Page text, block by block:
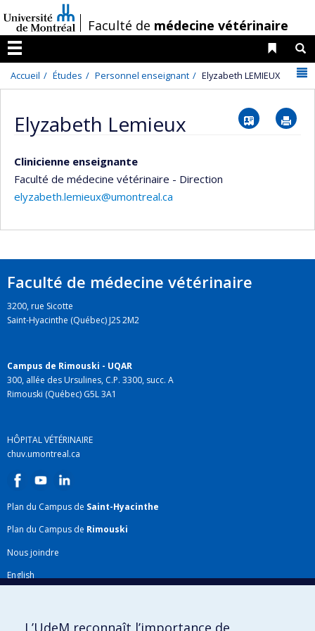
au
contenu
/Faculté de médecine vétérinaire
Menu
Liens
Accueil Études Personnel enseignant Elyzabeth LEMIEUX
Elyzabeth Lemieux Vcard
Clinicienne enseignante
Faculté de médecine vétérinaire - Direction
elyzabeth.lemieux@umontreal.ca
Faculté de médecine vétérinaire
3200, rue Sicotte
Saint-Hyacinthe (Québec) J2S 2M2
Campus de Rimouski - UQAR
300, allée des Ursulines, C.P. 3300, succ. A
Rimouski (Québec) G5L 3A1
HÔPITAL VÉTÉRINAIRE
chuv.umontreal.ca
Plan du Campus de Saint-Hyacinthe
Plan du Campus de Rimouski
Nous joindre
English
Plan du site
L’UdeM reconnaît l’importance de